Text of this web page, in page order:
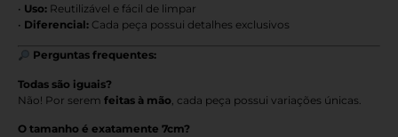
• Uso: Reutilizável e fácil de limpar
• Diferencial: Cada peça possui detalhes exclusivos
Perguntas frequentes:
Todas são iguais?
Não! Por serem feitas à mão , cada peça possui variações únicas.
O tamanho é exatamente 7cm?